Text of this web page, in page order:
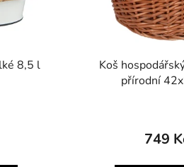
8,5 l
Koš
přírodní
749